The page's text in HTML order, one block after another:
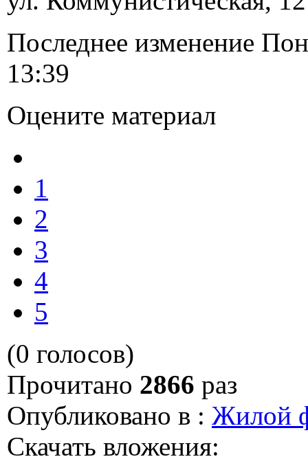
Последнее изменение
13:39
Оцените материал
1
2
3
4
5
(0 голосов)
Прочитано 2866 раз
Опубликовано в : Жилой
Скачать вложения: